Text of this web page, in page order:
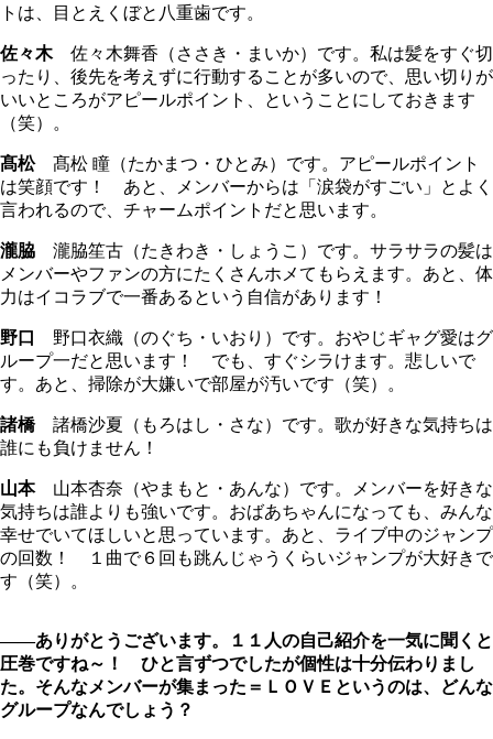
トは、目とえくぼと八重歯です。
佐々木佐々木舞香（ささき・まいか）です。私は髪をすぐ切
ったり、後先を考えずに行動することが多いので、思い切りが
いいところがアピールポイント、ということにしておきます
（笑）。
髙松髙松 瞳（たかまつ・ひとみ）です。アピールポイント
は笑顔です！ あと、メンバーからは「涙袋がすごい」とよく
言われるので、チャームポイントだと思います。
瀧脇 瀧脇笙古（たきわき・しょうこ）です。サラサラの髪は
メンバーやファンの方にたくさんホメてもらえます。あと、体
力はイコラブで一番あるという自信があります！
野口
野口衣織（のぐち・いおり）です。おやじギャグ愛はグ
ループ一だと思います！ でも、すぐシラけます。悲しいで
す。あと、掃除が大嫌いで部屋が汚いです（笑）。
諸橋諸橋沙夏（もろはし・さな）です。歌が好きな気持ちは
誰にも負けません！
山本山本杏奈（やまもと・あんな）です。メンバーを好きな
気持ちは誰よりも強いです。おばあちゃんになっても、みんな
幸せでいてほしいと思っています。あと、ライブ中のジャンプ
の回数！ １曲で６回も跳んじゃうくらいジャンプが大好きで
す（笑）。
――ありがとうございます。１１人の自己紹介を一気に聞くと
圧巻ですね～！ ひと言ずつでしたが個性は十分伝わりまし
た。そんなメンバーが集まった＝ＬＯＶＥというのは、どんな
グループなんでしょう？